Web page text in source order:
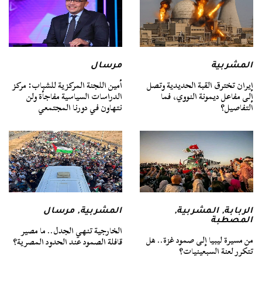
المشربية
إيران تخترق القبة الحديدية وتصل
إلى مفاعل ديمونة النووي، فما
التفاصيل؟
مرسال
أمين اللجنة المركزية للشباب: مركز
الدراسات السياسية مفاجأة ولن
نتهاون في دورنا المجتمعي
الربابة,المشربية,
المصطبة
من مسيرة ليبيا إلى صمود غزة.. هل
تتكرر لعنة السبعينيات؟
المشربية,مرسال
الخارجية تنهي الجدل.. ما مصير
قافلة الصمود عند الحدود المصرية؟